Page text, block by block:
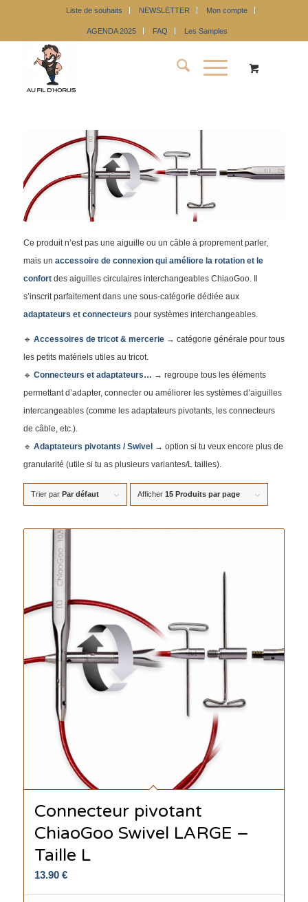
Liste de souhaits NEWSLETTER Mon compte
AGENDA 2025 FAQ Les Samples
Ce produit n’est pas une aiguille ou un câble à proprement parler,
mais un accessoire de connexion qui améliore la rotation et le
confortdes aiguilles circulaires interchangeables ChiaoGoo. Il
s’inscrit parfaitement dans une sous-catégorie dédiée aux
adaptateurs et connecteurs pour systèmes interchangeables.
🔹 Accessoires de tricot & mercerie→ catégorie générale pour tous
les petits matériels utiles au tricot.
🔹 Connecteurs et adaptateurs… → regroupe tous les éléments
permettant d’adapter, connecter ou améliorer les systèmes d’aiguilles
intercangeables (comme les adaptateurs pivotants, les connecteurs
de câble, etc.).
🔹 Adaptateurs pivotants / Swivel → option si tu veux encore plus de
granularité (utile si tu as plusieurs variantes/L tailles).
Trier par Par défaut Afficher 15 Produits par page
Connecteur pivotant
ChiaoGoo Swivel LARGE –
Taille L
13.90 €